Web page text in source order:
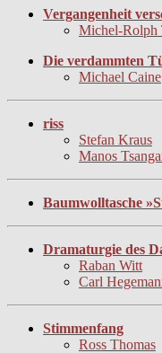
Vergangenheit
Michel-Rolph
Die verdammten
Michael Caine
riss
Stefan Kraus
Manos
Baumwolltasche
Dramaturgie des
Raban Witt
Carl
Stimmenfang
Ross Thomas